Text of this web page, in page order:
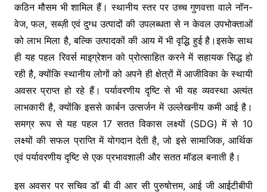
कठिन मौसम भी शामिल हैं। स्थानीय स्तर पर उच्च गुणवत्ता वाले नॉन-
वेज, फल, सब्ज़ी एवं दुग्ध उत्पादों की उपलब्धता से न केवल उपभोक्ताओं
को लाभ मिला है, बल्कि उत्पादकों की आय में भी वृद्धि हुई है।इसके साथ
ही यह पहल रिवर्स माइग्रेशन को प्रोत्साहित करने में सहायक सिद्ध हो
रही है, क्योंकि स्थानीय लोगों को अपने ही क्षेत्रों में आजीविका के स्थायी
अवसर प्राप्त हो रहे हैं। पर्यावरणीय दृष्टि से भी यह व्यवस्था अत्यंत
लाभकारी है, क्योंकि इससे कार्बन उत्सर्जन में उल्लेखनीय कमी आई है।
समग्र रूप से यह पहल 17 सतत विकास लक्ष्यों (SDG) में से 10
लक्ष्यों की सफल प्राप्ति में योगदान देती है, जो इसे सामाजिक, आर्थिक
एवं पर्यावरणीय दृष्टि से एक प्रभावशाली और सतत मॉडल बनाती है।
इस अवसर पर सचिव डॉ बी वी आर सी पुरुषोत्तम, आई जी आईटीबीपी